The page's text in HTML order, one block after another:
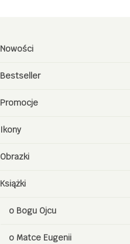
Nowości
Bestseller
Promocje
Ikony
Obrazki
Książki
o Bogu Ojcu
o Matce Eugenii